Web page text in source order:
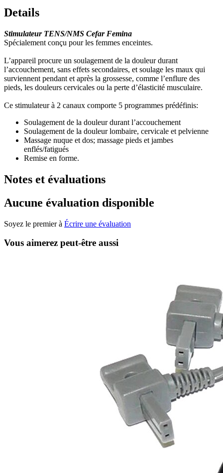
Details
Stimulateur TENS/NMS Cefar Femina
Spécialement conçu pour les femmes enceintes.
L’appareil procure un soulagement de la douleur durant
l’accouchement, sans effets secondaires, et soulage les maux qui
surviennent pendant et après la grossesse, comme l’enflure des
pieds, les douleurs cervicales ou la perte d’élasticité musculaire.
Ce stimulateur à 2 canaux comporte 5 programmes prédéfinis:
Soulagement de la douleur durant l’accouchement
Soulagement de la douleur lombaire, cervicale et pelvienne
Massage nuque et dos; massage pieds et jambes
enflés/fatigués
Remise en forme.
Notes et évaluations
Aucune évaluation disponible
Soyez le premier à Écrire une évaluation
Vous aimerez peut-être aussi